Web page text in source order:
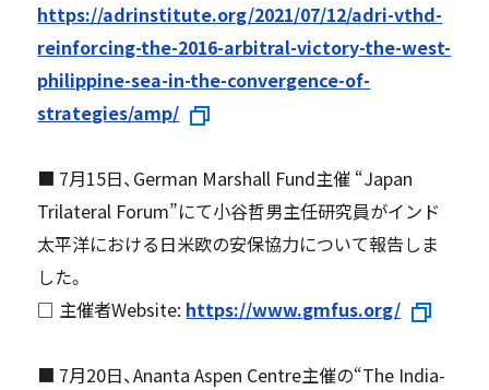
https://adrinstitute.org/2021/07/12/adri-vthd-
reinforcing-the-2016-arbitral-victory-the-west-
philippine-sea-in-the-convergence-of-
strategies/amp/
■ 7月15日、German Marshall Fund主催 “Japan
Trilateral Forum”にて小谷哲男主任研究員がインド
太平洋における日米欧の安保協力について報告しま
した。
□ 主催者Website: https://www.gmfus.org/
■ 7月20日、Ananta Aspen Centre主催の“The India-